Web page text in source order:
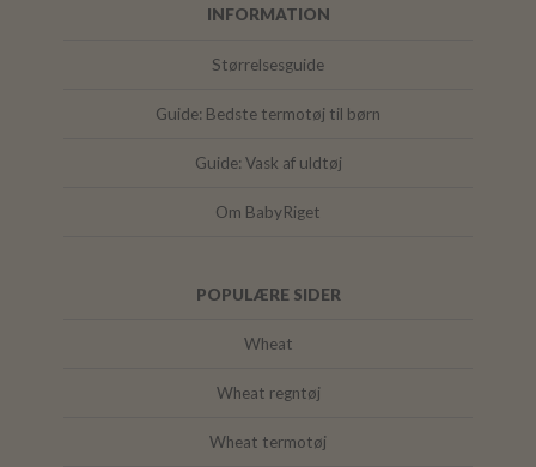
INFORMATION
Størrelsesguide
Guide: Bedste termotøj til børn
Guide: Vask af uldtøj
Om BabyRiget
POPULÆRE SIDER
Wheat
Wheat regntøj
Wheat termotøj